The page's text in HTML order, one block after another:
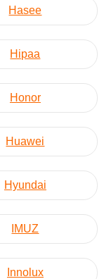
Hasee
Hipaa
Honor
Huawei
Hyundai
IMUZ
Innolux